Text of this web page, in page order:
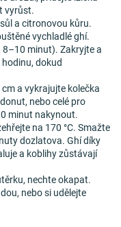
vyrůst.
a citronovou kůru.
vychladlé ghí.
minut). Zakryjte a
dokud
a vykrajujte kolečka
nebo celé pro
minut nakynout.
na 170 °C. Smažte
dozlatova. Ghí díky
a koblihy zůstávají
nechte okapat.
nebo si udělejte